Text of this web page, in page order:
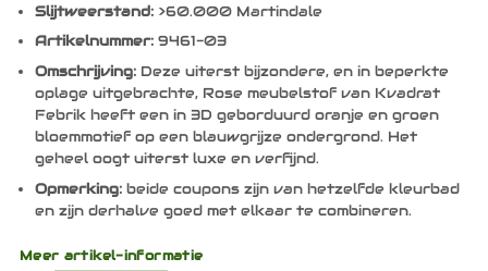
Slijtweerstand:>60.000 Martindale
Artikelnummer:9461-03
Omschrijving:Deze uiterst bijzondere, en in beperkte
oplage uitgebrachte, Rose meubelstof van Kvadrat
Febrik heeft een in 3D geborduurd oranje en groen
bloemmotief op een blauwgrijze ondergrond. Het
geheel oogt uiterst luxe en verfijnd.
Opmerking:beide coupons zijn van hetzelfde kleurbad
en zijn derhalve goed met elkaar te combineren.
Meer artikel-informatie